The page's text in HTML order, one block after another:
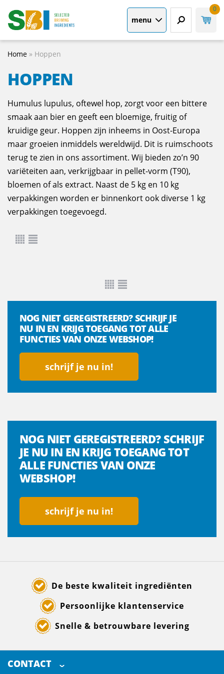
menu
0
Home » Hoppen
NOG NIET GEREGISTREERD? SCHRIJF
JE NU IN EN KRIJG TOEGANG TOT
ALLE FUNCTIES VAN ONZE
WEBSHOP!
schrijf je nu in!
HOPPEN
Humulus lupulus, oftewel hop, zorgt voor een bittere
smaak aan bier en geeft een bloemige, fruitig of
kruidige geur. Hoppen zijn inheems in Oost-Europa
maar groeien inmiddels wereldwijd. Dit is ruimschoots
terug te zien in ons assortiment. Wij bieden zo’n 90
variëteiten aan, verkrijgbaar in pellet-vorm (T90),
bloemen of als extract. Naast de 5 kg en 10 kg
verpakkingen worden er binnenkort ook diverse 1 kg
verpakkingen toegevoegd.
NOG NIET GEREGISTREERD? SCHRIJF JE
NU IN EN KRIJG TOEGANG TOT ALLE
FUNCTIES VAN ONZE WEBSHOP!
schrijf je nu in!
De beste kwaliteit ingrediënten
Persoonlijke klantenservice
Snelle & betrouwbare levering
CONTACT